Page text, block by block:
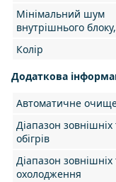
Мінімальний шум
внутрішнього
Колір
Додаткова
Автоматичне
Діапазон
обігрів
Діапазон
охолодження